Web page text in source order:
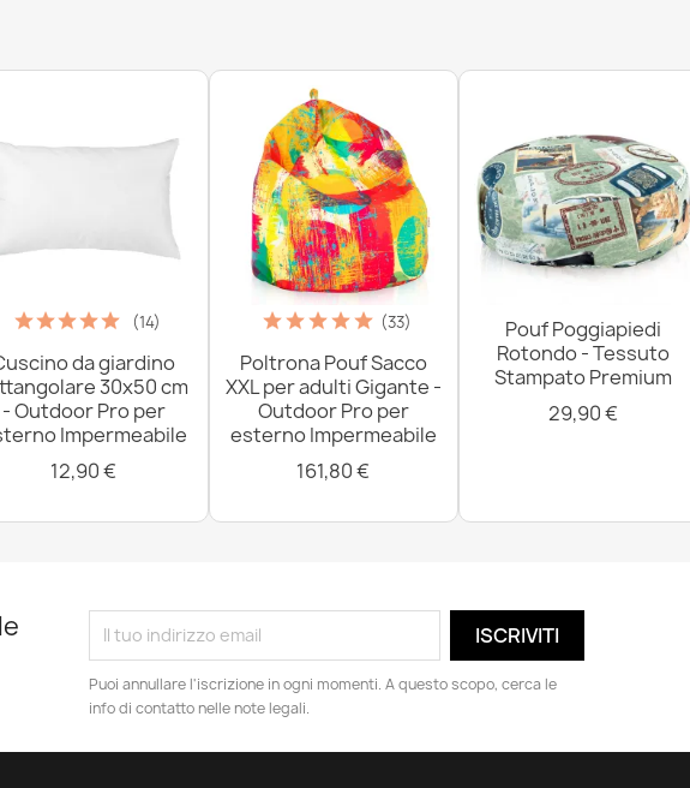
(14)
da giardino
30x50 cm
- Outdoor Pro per
Impermeabile
12,90 €
(33)
Poltrona Pouf Sacco
XXL per adulti Gigante -
Outdoor Pro per
esterno Impermeabile
161,80 €
Pouf Poggiapiedi
Rotondo - Tessuto
Stampato Premium
29,90 €
Puoi annullare l'iscrizione in ogni momenti. A questo scopo, cerca le
info di contatto nelle note legali.